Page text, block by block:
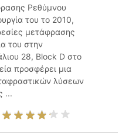
Ρεθύμνου
του το 2010,
μετάφρασης
του στην
28, Block D στο
προσφέρει μια
λύσεων
...